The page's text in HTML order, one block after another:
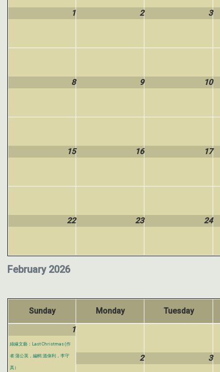
February 2026
1 2 3
8 9 10
15 16 17
22 23 24
Sunday Monday
Tuesday
1
綠緣文藝：Last Christmas (作
者:蒲公英，編輯:溫偉利，李守
真）
2 3